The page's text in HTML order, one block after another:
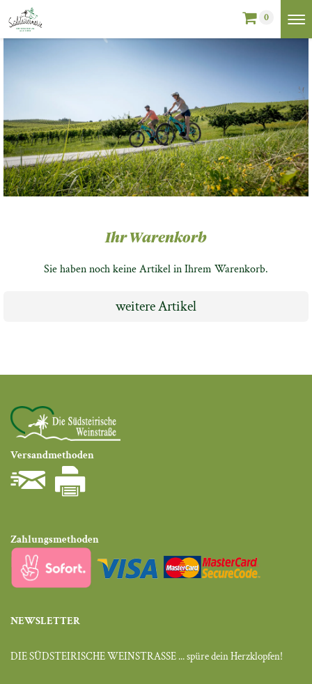
0
Ihr Warenkorb
Sie haben noch keine Artikel in Ihrem Warenkorb.
weitere Artikel
Versandmethoden
Zahlungsmethoden
NEWSLETTER
DIE SÜDSTEIRISCHE WEINSTRASSE ... spüre dein Herzklopfen!